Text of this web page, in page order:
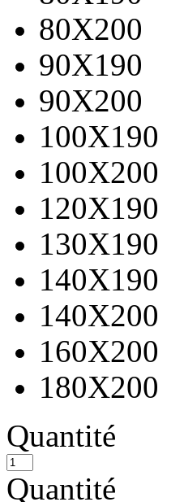
80X200
90X190
90X200
100X190
100X200
120X190
130X190
140X190
140X200
160X200
180X200
Quantité
Quantité